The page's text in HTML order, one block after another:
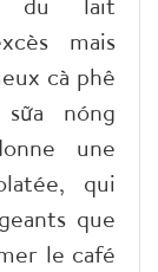
mais
cà phê
nóng
une
qui
que
le café